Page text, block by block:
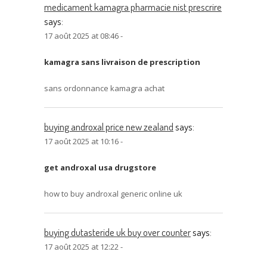
medicament kamagra pharmacie nist prescrire
says:
17 août 2025 at 08:46 -
kamagra sans livraison de prescription
sans ordonnance kamagra achat
buying androxal price new zealandsays:
17 août 2025 at 10:16 -
get androxal usa drugstore
how to buy androxal generic online uk
buying dutasteride uk buy over countersays:
17 août 2025 at 12:22 -